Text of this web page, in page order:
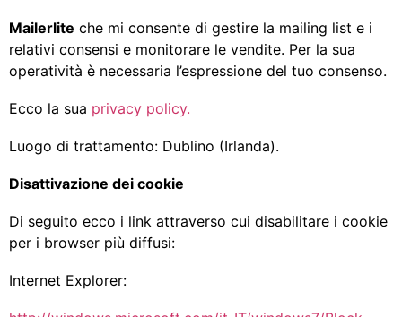
Mailerlite che mi consente di gestire la mailing list e i
relativi consensi e monitorare le vendite. Per la sua
operatività è necessaria l’espressione del tuo consenso.
Ecco la sua privacy policy.
Luogo di trattamento: Dublino (Irlanda).
Disattivazione dei cookie
Di seguito ecco i link attraverso cui disabilitare i cookie
per i browser più diffusi:
Internet Explorer: